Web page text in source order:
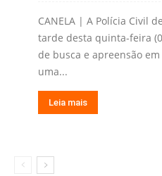
CANELA | A Polícia Civil
tarde desta quinta-feira
de busca e apreensão
uma...
Leia mais